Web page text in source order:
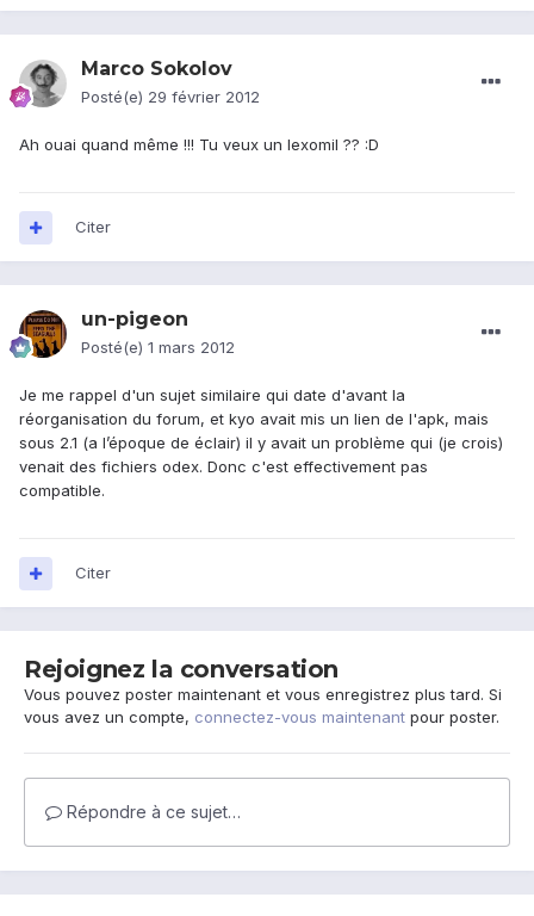
Marco Sokolov
Posté(e) 29 février 2012
Ah ouai quand même !!! Tu veux un lexomil ?? :D
Citer
un-pigeon
Posté(e) 1 mars 2012
Je me rappel d'un sujet similaire qui date d'avant la
réorganisation du forum, et kyo avait mis un lien de l'apk, mais
sous 2.1 (a l’époque de éclair) il y avait un problème qui (je crois)
venait des fichiers odex. Donc c'est effectivement pas
compatible.
Citer
Rejoignez la conversation
Vous pouvez poster maintenant et vous enregistrez plus tard. Si
vous avez un compte, connectez-vous maintenant pour poster.
Répondre à ce sujet…